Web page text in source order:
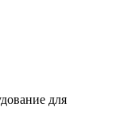
для